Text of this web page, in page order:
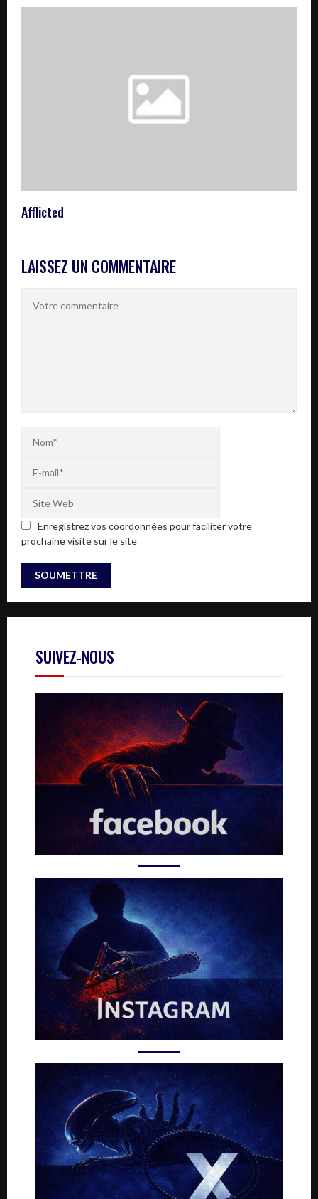
Afflicted
LAISSEZ UN COMMENTAIRE
Enregistrez vos coordonnées pour faciliter votre
prochaine visite sur le site
SUIVEZ-NOUS